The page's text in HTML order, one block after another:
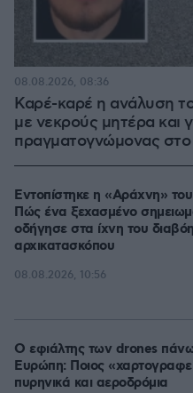
Καρέ-καρέ η ανάλυση
με νεκρούς μητέρα και
πραγματογνώμονας
08.08.2026, 08:36
Εντοπίστηκε η «Αράχνη»
Πώς ένα ξεχασμένο
οδήγησε στα ίχνη του
αρχικατασκόπου
08.08.2026, 10:56
Ο εφιάλτης των drones
Ευρώπη: Ποιος
πυρηνικά και αεροδρόμια